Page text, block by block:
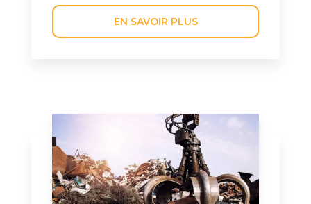
EN SAVOIR PLUS